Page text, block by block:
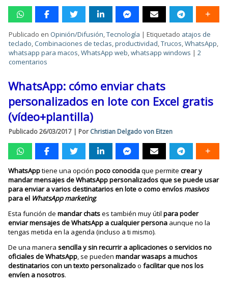
Publicado en Opinión/Difusión,Tecnología |Etiquetado atajos de
teclado,Combinaciones de teclas,productividad,Trucos,WhatsApp,
whatsapp para macos,WhatsApp web,whatsapp windows |2
comentarios
WhatsApp: cómo enviar chats
personalizados en lote con Excel gratis
(vídeo+plantilla)
Publicado 26/03/2017 | Por Christian Delgado von Eitzen
WhatsApptiene una opciónpoco conocidaque permitecrear y
mandar mensajes de WhatsApp personalizados que se puede usar
para enviara varios destinatarios en lote o como envíos masivos
para el WhatsApp marketing.
Esta función demandar chatses también muy útilpara poder
enviar mensajes de WhatsApp a cualquier persona aunque no la
tengas metida en la agenda (incluso a ti mismo).
De una manerasencilla y sin recurrir a aplicaciones o servicios no
oficiales de WhatsApp, se puedenmandar wasaps a muchos
destinatarios con un texto personalizadoofacilitar que nos los
envíen a nosotros.